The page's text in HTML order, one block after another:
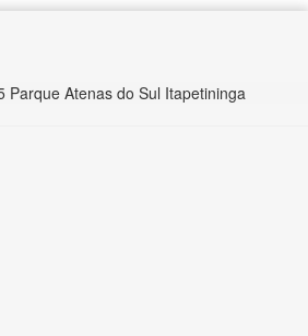
Parque Atenas do Sul Itapetininga